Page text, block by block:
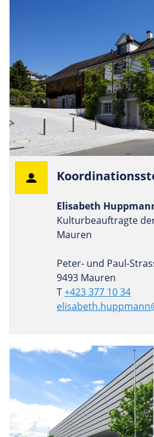
Elisabeth
Kulturbeauftragte
Mauren
Peter- und Paul-
9493 Mauren
T+423 377 10 34